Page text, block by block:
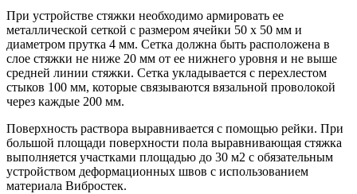
При устройстве стяжки необходимо армировать ее
металлической сеткой с размером ячейки 50 х 50 мм и
диаметром прутка 4 мм. Сетка должна быть расположена в
слое стяжки не ниже 20 мм от ее нижнего уровня и не выше
средней линии стяжки. Сетка укладывается с перехлестом
стыков 100 мм, которые связываются вязальной проволокой
через каждые 200 мм.
Поверхность раствора выравнивается с помощью рейки. При
большой площади поверхности пола выравнивающая стяжка
выполняется участками площадью до 30 м2 с обязательным
устройством деформационных швов с использованием
материала Вибростек.